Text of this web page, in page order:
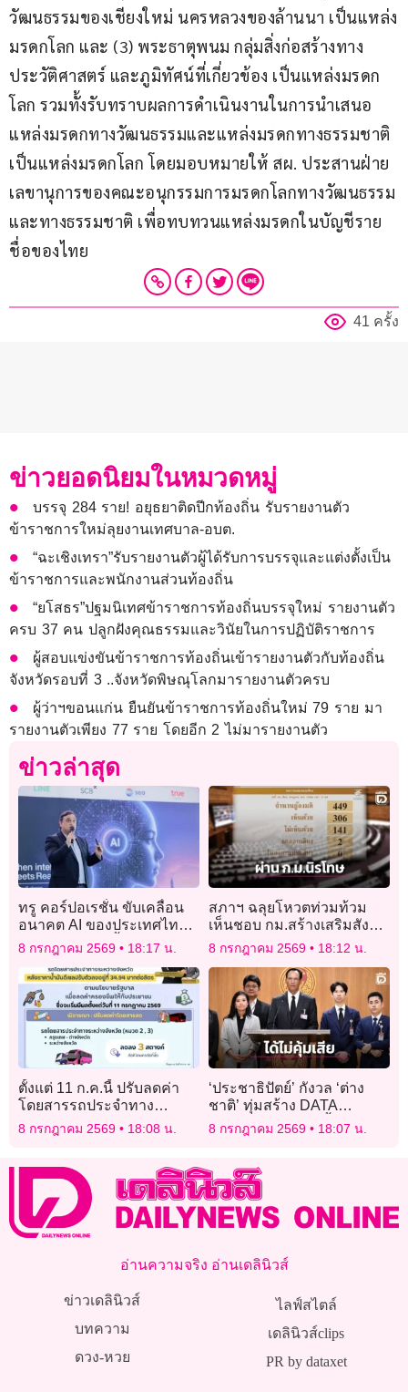
วัฒนธรรมของเชียงใหม่ นครหลวงของล้านนา เป็นแหล่ง
มรดกโลก และ (3) พระธาตุพนม กลุ่มสิ่งก่อสร้างทาง
ประวัติศาสตร์ และภูมิทัศน์ที่เกี่ยวข้อง เป็นแหล่งมรดก
โลก รวมทั้งรับทราบผลการดำเนินงานในการนำเสนอ
แหล่งมรดกทางวัฒนธรรมและแหล่งมรดกทางธรรมชาติ
เป็นแหล่งมรดกโลก โดยมอบหมายให้ สผ. ประสานฝ่าย
เลขานุการของคณะอนุกรรมการมรดกโลกทางวัฒนธรรม
และทางธรรมชาติ เพื่อทบทวนแหล่งมรดกในบัญชีราย
ชื่อของไทย
41 ครั้ง
ข่าวยอดนิยมในหมวดหมู่
บรรจุ 284 ราย! อยุธยาติดปีกท้องถิ่น รับรายงานตัว
ข้าราชการใหม่ลุยงานเทศบาล-อบต.
“ฉะเชิงเทรา”รับรายงานตัวผู้ได้รับการบรรจุและแต่งตั้งเป็น
ข้าราชการและพนักงานส่วนท้องถิ่น
“ยโสธร”ปฐมนิเทศข้าราชการท้องถิ่นบรรจุใหม่ รายงานตัว
ครบ 37 คน ปลูกฝังคุณธรรมและวินัยในการปฏิบัติราชการ
ผู้สอบแข่งขันข้าราชการท้องถิ่นเข้ารายงานตัวกับท้องถิ่น
จังหวัดรอบที่ 3 ..จังหวัดพิษณุโลกมารายงานตัวครบ
ผู้ว่าฯขอนแก่น ยืนยันข้าราชการท้องถิ่นใหม่ 79 ราย มา
รายงานตัวเพียง 77 ราย โดยอีก 2 ไม่มารายงานตัว
ข่าวล่าสุด
ทรู คอร์ปอเรชั่น ขับเคลื่อน
อนาคต AI ของประเทศไทย
ด้วยโครงสร้างพื้นฐานด้าน
Data, Connectivity และ
Compute
8 กรกฎาคม 2569 18:17 น.
สภาฯ ฉลุยโหวตท่วมท้วม
เห็นชอบ กม.สร้างเสริมสังคม
สันติสุข คะแนน 306ต่อ141
8 กรกฎาคม 2569 18:12 น.
ตั้งแต่ 11 ก.ค.นี้ ปรับลดค่า
โดยสารรถประจำทาง
ระหว่างจังหวัด 3 สตางค์ต่อ
8 กรกฎาคม 2569 18:08 น.
‘ประชาธิปัตย์’ กังวล ‘ต่าง
ชาติ’ ทุ่มสร้าง DATA
CENTER ในไทย ชี้อาจได้ไม่
คุ้มเสีย
8 กรกฎาคม 2569 18:07 น.
อ่านความจริง อ่านเดลินิวส์
ข่าวเดลินิวส์
บทความ
ดวง-หวย
ไลฟ์สไตล์
เดลินิวส์clips
PR by dataxet